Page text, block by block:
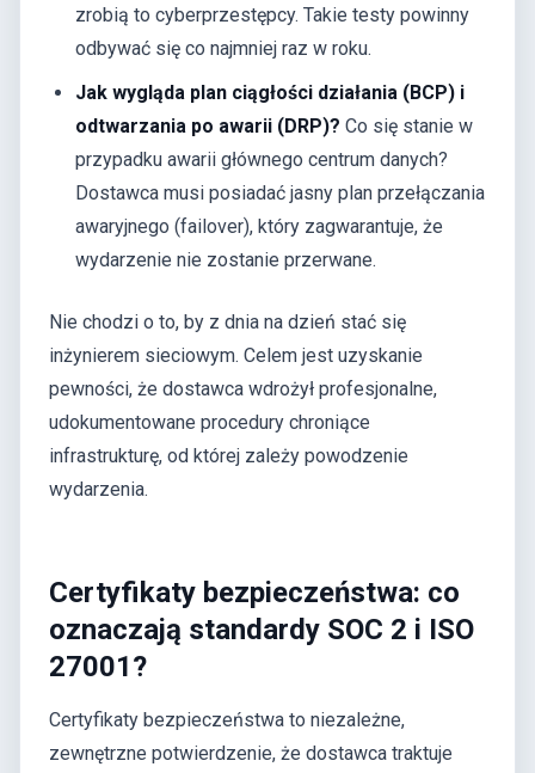
zrobią to cyberprzestępcy. Takie testy powinny
odbywać się co najmniej raz w roku.
Jak wygląda plan ciągłości działania (BCP) i
odtwarzania po awarii (DRP)? Co się stanie w
przypadku awarii głównego centrum danych?
Dostawca musi posiadać jasny plan przełączania
awaryjnego (failover), który zagwarantuje, że
wydarzenie nie zostanie przerwane.
Nie chodzi o to, by z dnia na dzień stać się
inżynierem sieciowym. Celem jest uzyskanie
pewności, że dostawca wdrożył profesjonalne,
udokumentowane procedury chroniące
infrastrukturę, od której zależy powodzenie
wydarzenia.
Certyfikaty bezpieczeństwa: co
oznaczają standardy SOC 2 i ISO
27001?
Certyfikaty bezpieczeństwa to niezależne,
zewnętrzne potwierdzenie, że dostawca traktuje